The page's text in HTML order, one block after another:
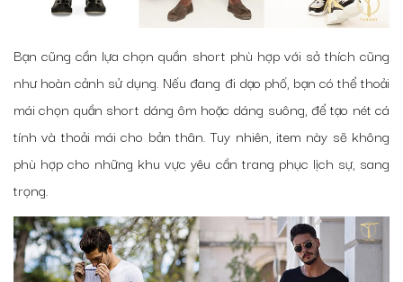
Bạn cũng cần lựa chọn quần short phù hợp với sở thích cũng
như hoàn cảnh sử dụng. Nếu đang đi dạo phố, bạn có thể thoải
mái chọn quần short dáng ôm hoặc dáng suông, để tạo nét cá
tính và thoải mái cho bản thân. Tuy nhiên, item này sẽ không
phù hợp cho những khu vực yêu cần trang phục lịch sự, sang
trọng.